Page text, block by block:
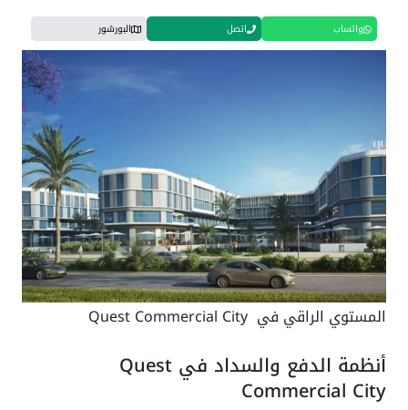
واتساب اتصل البورشور
المستوي الراقي في Quest Commercial City
أنظمة الدفع والسداد في Quest
Commercial City